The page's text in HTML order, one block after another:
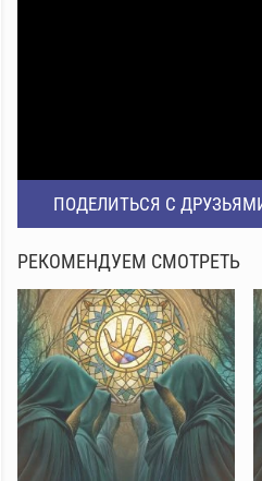
ПОДЕЛИТЬСЯ С
РЕКОМЕНДУЕМ СМОТРЕТЬ